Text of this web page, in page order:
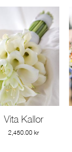
Gå till produkt
Vita Kallor
2,450.00 kr